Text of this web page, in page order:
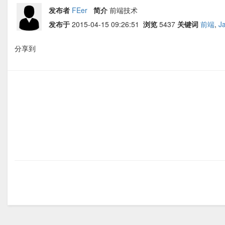
发布者 FEer 简介 前端技术
发布于 2015-04-15 09:26:51 浏览 5437 关键词 前端,
分享到